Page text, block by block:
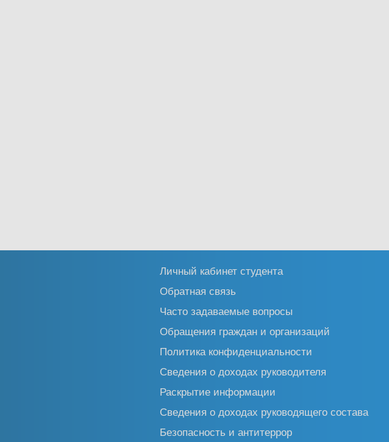
Личный кабинет студента
Обратная связь
Часто задаваемые вопросы
Обращения граждан и организаций
Политика конфиденциальности
Сведения о доходах руководителя
Раскрытие информации
Сведения о доходах руководящего состава
Безопасность и антитеррор